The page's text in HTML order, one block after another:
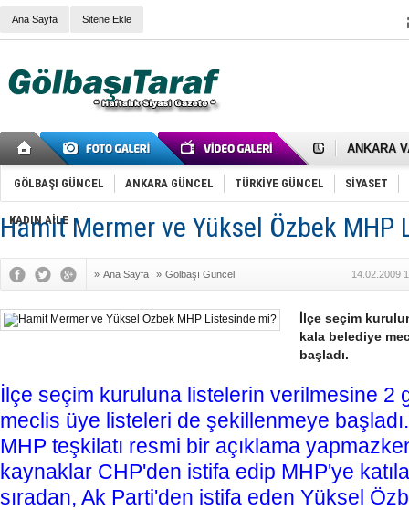
Ana Sayfa Sitene Ekle
ANKARA
Cemal
Samet
OLİMPİK
TÜRKİYE
SPOR
RECEP
Gölbaşı
İNCEK
GÖLBAŞI GÜNCEL ANKARA GÜNCEL TÜRKİYE GÜNCEL SİYASET
KADIN AİLE
Hamit Mermer ve Yüksel Özbek MHP
» Ana Sayfa » Gölbaşı Güncel 14.02.2009
İlçe seçim
kala belediye
başladı.
İlçe seçim kuruluna listelerin verilmesine 2
meclis üye listeleri de şekillenmeye başladı.
MHP teşkilatı resmi bir açıklama
kaynaklar CHP'den istifa edip MHP'ye
sıradan, Ak Parti'den istifa eden Yüksel